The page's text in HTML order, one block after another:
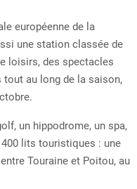
européenne de la
une station classée de
loisirs, des spectacles
au long de la saison,
un hippodrome, un spa,
lits touristiques : une
Touraine et Poitou, au